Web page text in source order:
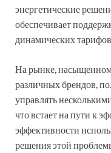
энергетические
обеспечивает
динамических
На рынке,
различных брендов,
управлять
что встает на пути к
эффективности
решения этой